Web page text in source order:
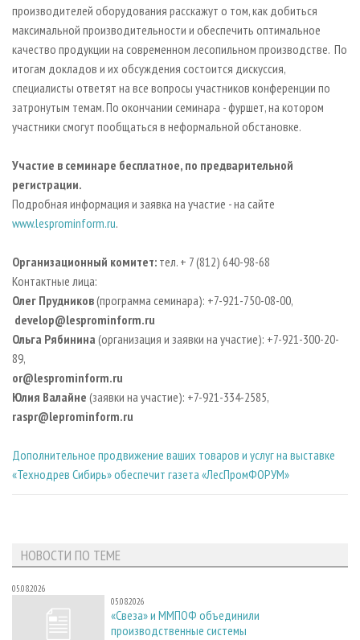
производителей оборудования расскажут о том, как добиться
максимальной производительности и обеспечить оптимальное
качество продукции на современном лесопильном производстве. По
итогам докладов и их обсуждения состоится дискуссия,
специалисты ответят на все вопросы участников конференции по
затронутым темам. По окончании семинара - фуршет, на котором
участники смогут пообщаться в неформальной обстановке.
Участие в семинаре бесплатное, по предварительной
регистрации.
Подробная информация и заявка на участие - на сайте
www.lesprominform.ru.
Организационный комитет: тел. + 7 (812) 640-98-68
Контактные лица:
Олег Прудников(программа семинара): +7-921-750-08-00,
develop@lesprominform.ru
Ольга Рябинина (организация и заявки на участие): +7-921-300-20-
89,
or@lesprominform.ru
Юлия Валайне (заявки на участие): +7-921-334-2585,
raspr@leprominform.ru
Дополнительное продвижение ваших товаров и услуг на выставке
«Технодрев Сибирь» обеспечит газета «ЛесПромФОРУМ»
НОВОСТИ ПО ТЕМЕ
05.08.2026
05.08.2026
«Свеза» и ММПОФ объединили
производственные системы